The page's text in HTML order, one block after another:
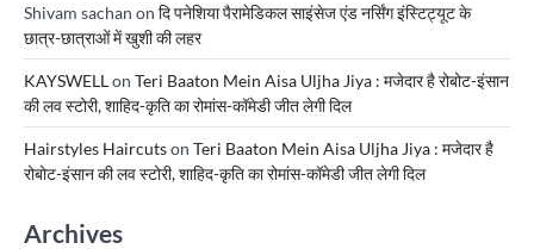
Shivam sachan on दि पनेशिया पैरामेडिकल साइंसेज एंड नर्सिंग इंस्टिट्यूट के
छात्र-छात्राओं में खुशी की लहर
KAYSWELLon Teri Baaton Mein Aisa Uljha Jiya : मजेदार है रोबोट-इंसान
की लव स्टोरी, शाहिद-कृति का रोमांस-कॉमेडी जीत लेगी दिल
Hairstyles Haircutson Teri Baaton Mein Aisa Uljha Jiya : मजेदार है
रोबोट-इंसान की लव स्टोरी, शाहिद-कृति का रोमांस-कॉमेडी जीत लेगी दिल
Archives